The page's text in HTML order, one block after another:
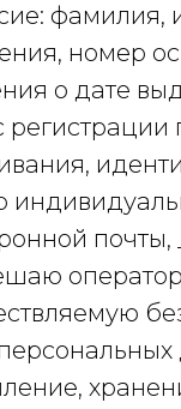
фамилия,
номер
о дате
регистрации
почты,